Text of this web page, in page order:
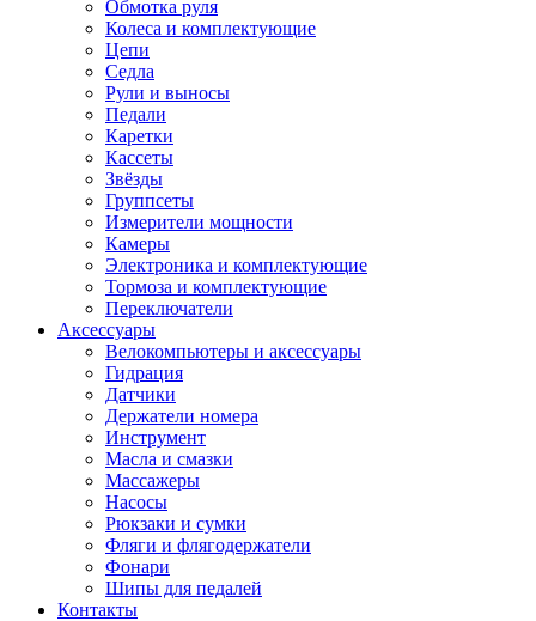
Обмотка руля
Колеса и комплектующие
Цепи
Седла
Рули и выносы
Педали
Каретки
Кассеты
Звёзды
Группсеты
Измерители мощности
Камеры
Электроника и комплектующие
Тормоза и комплектующие
Переключатели
Аксессуары
Велокомпьютеры и аксессуары
Гидрация
Датчики
Держатели номера
Инструмент
Масла и смазки
Массажеры
Насосы
Рюкзаки и сумки
Фляги и флягодержатели
Фонари
Шипы для педалей
Контакты